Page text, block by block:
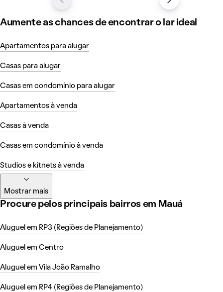
Aumente as chances de encontrar o lar ideal
Apartamentos para alugar
Casas para alugar
Casas em condomínio para alugar
Apartamentos à venda
Casas à venda
Casas em condomínio à venda
Studios e kitnets à venda
Mostrar mais
Procure pelos principais bairros em Mauá
Aluguel em RP3 (Regiões de Planejamento)
Aluguel em Centro
Aluguel em Vila João Ramalho
Aluguel em RP4 (Regiões de Planejamento)